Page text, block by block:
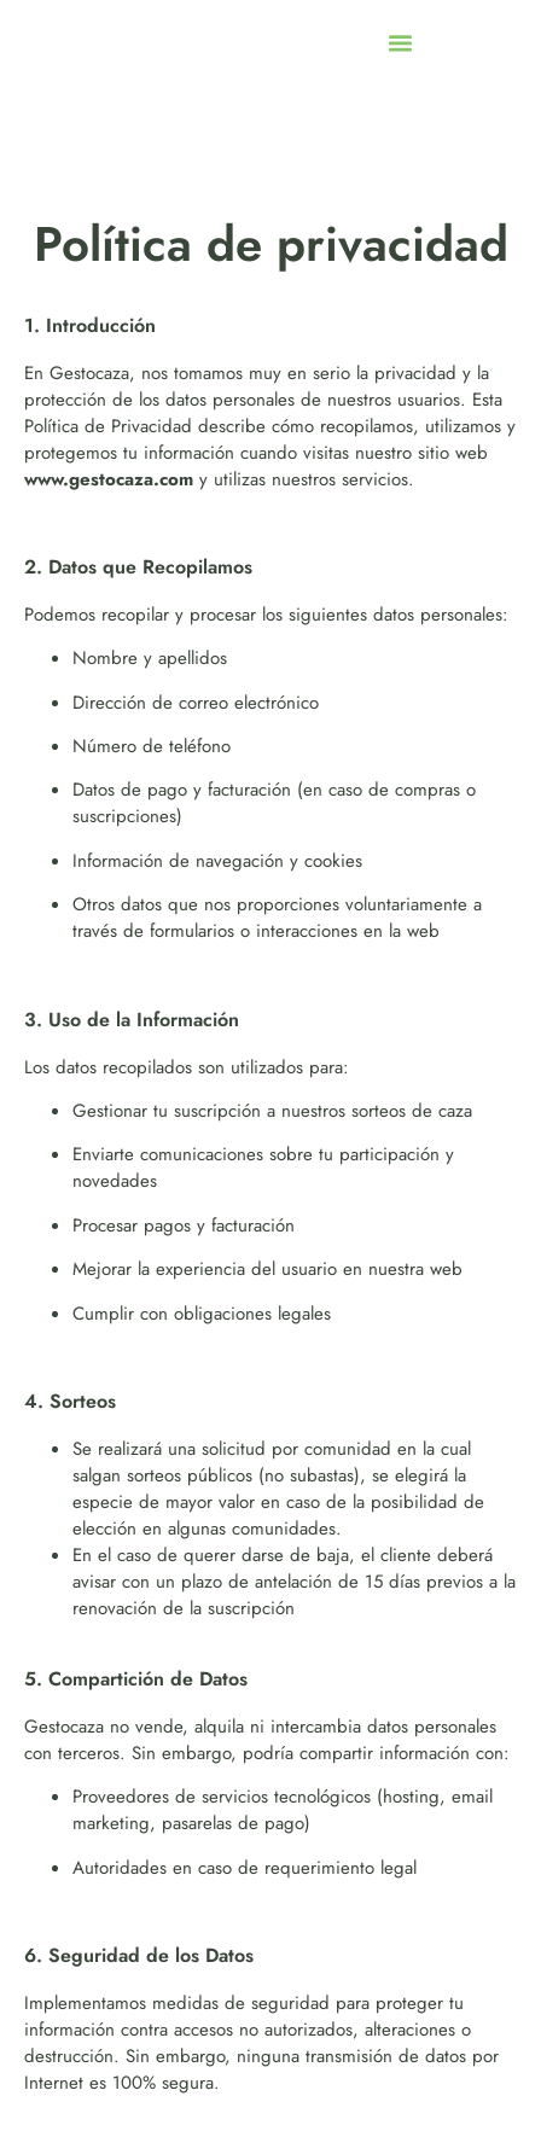
Política de privacidad
1. Introducción
En Gestocaza, nos tomamos muy en serio la privacidad y la
protección de los datos personales de nuestros usuarios. Esta
Política de Privacidad describe cómo recopilamos, utilizamos y
protegemos tu información cuando visitas nuestro sitio web
www.gestocaza.com y utilizas nuestros servicios.
2. Datos que Recopilamos
Podemos recopilar y procesar los siguientes datos personales:
Nombre y apellidos
Dirección de correo electrónico
Número de teléfono
Datos de pago y facturación (en caso de compras o
suscripciones)
Información de navegación y cookies
Otros datos que nos proporciones voluntariamente a
través de formularios o interacciones en la web
3. Uso de la Información
Los datos recopilados son utilizados para:
Gestionar tu suscripción a nuestros sorteos de caza
Enviarte comunicaciones sobre tu participación y
novedades
Procesar pagos y facturación
Mejorar la experiencia del usuario en nuestra web
Cumplir con obligaciones legales
4. Sorteos
Se realizará una solicitud por comunidad en la cual
salgan sorteos públicos (no subastas), se elegirá la
especie de mayor valor en caso de la posibilidad de
elección en algunas comunidades.
En el caso de querer darse de baja, el cliente deberá
avisar con un plazo de antelación de 15 días previos a la
renovación de la suscripción
5. Compartición de Datos
Gestocaza no vende, alquila ni intercambia datos personales
con terceros. Sin embargo, podría compartir información con:
Proveedores de servicios tecnológicos (hosting, email
marketing, pasarelas de pago)
Autoridades en caso de requerimiento legal
6. Seguridad de los Datos
Implementamos medidas de seguridad para proteger tu
información contra accesos no autorizados, alteraciones o
destrucción. Sin embargo, ninguna transmisión de datos por
Internet es 100% segura.